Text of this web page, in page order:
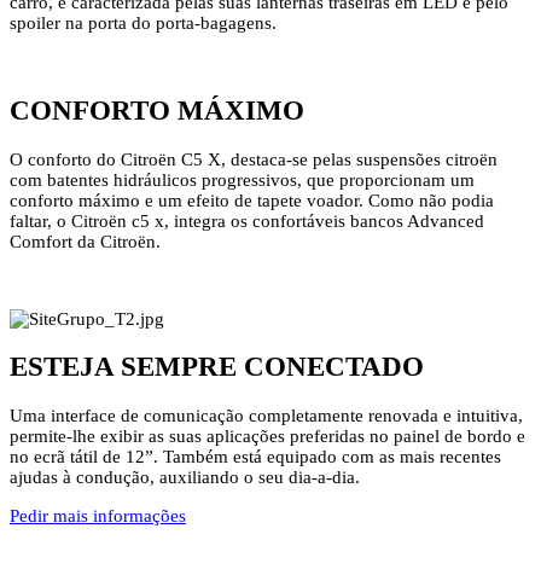
spoiler na porta do porta-bagagens.
CONFORTO MÁXIMO
O conforto do Citroën C5 X, destaca-se pelas suspensões citroën
com batentes hidráulicos progressivos, que proporcionam um
conforto máximo e um efeito de tapete voador. Como não podia
faltar, o Citroën c5 x, integra os confortáveis bancos Advanced
Comfort da Citroën.
ESTEJA SEMPRE CONECTADO
Uma interface de comunicação completamente renovada e intuitiva,
permite-lhe exibir as suas aplicações preferidas no painel de bordo e
no ecrã tátil de 12”. Também está equipado com as mais recentes
ajudas à condução, auxiliando o seu dia-a-dia.
Pedir mais informações